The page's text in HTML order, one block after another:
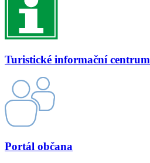
Turistické informační centrum
Portál občana